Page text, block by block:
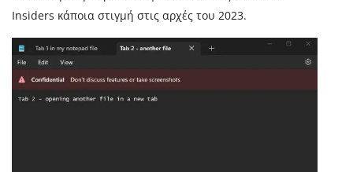
Insiders κάποια στιγμή στις αρχές του 2023.